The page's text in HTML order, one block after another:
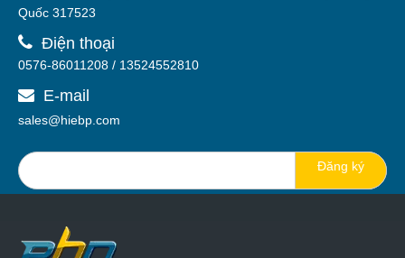
Quốc 317523
 Điện thoại
0576-86011208 / 13524552810
 E-mail
sales@hiebp.com
Đăng ký